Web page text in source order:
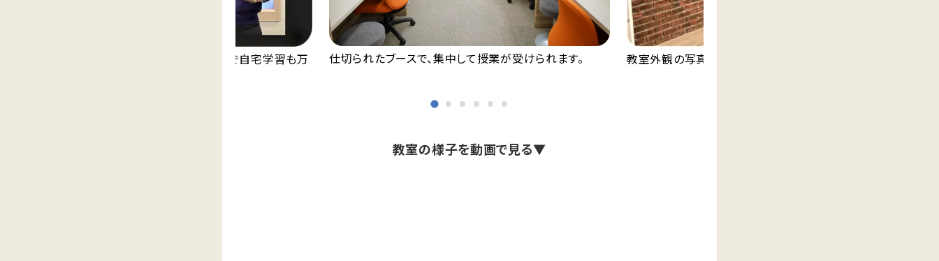
永久無料の映像授業「Try IT」が見放題で自宅学習も万
仕切られたブースで、集中して授業が受けられます。 教室外観の写真です。
教室の様子を動画で見る▼